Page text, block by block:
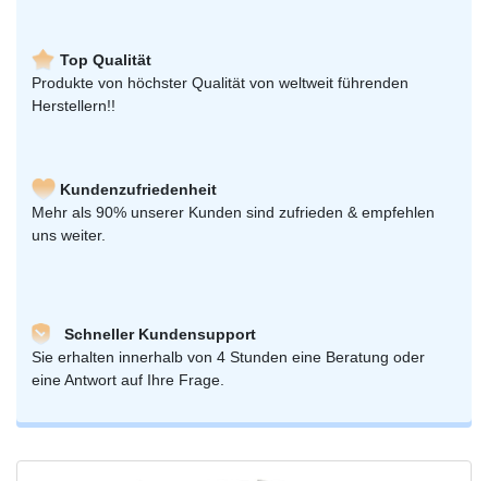
Top Qualität
Produkte von höchster Qualität von weltweit führenden
Herstellern!!
Kundenzufriedenheit
Mehr als 90% unserer Kunden sind zufrieden & empfehlen
uns weiter.
Schneller Kundensupport
Sie erhalten innerhalb von 4 Stunden eine Beratung oder
eine Antwort auf Ihre Frage.